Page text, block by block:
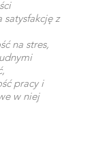
satysfakcję z
na stres,
pracy i
w niej